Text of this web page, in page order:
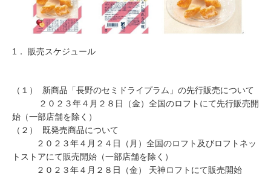
1． 販売スケジュール
（１） 新商品「長野のセミドライプラム」の先行販売について
２０２３年４月２８日（金）全国のロフトにて先行販売開
始（一部店舗を除く）
（２） 既発売商品について
２０２３年４月２４日（月）全国のロフト及びロフトネッ
トストアにて販売開始（一部店舗を除く）
２０２３年４月２８日（金） 天神ロフトにて販売開始